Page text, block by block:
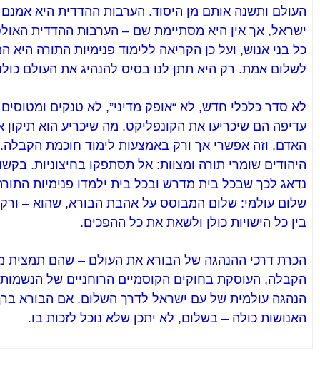
העולם ותשנה אותם מן היסוד. הערבות ההדדית היא
ישראל, אך אין היא מסתיימת שם – הערבות ההדדית
כל בני אנוש, ועל כן הקריאה ללימוד פנימיות התורה
לשלום אמת. רק היא תתן לנו בסיס להנהיג את העולם
לא סדר כלכלי חדש, לא “אופק מדיני”, לא טנקים ומטוסים
עדיפה הם שיכריעו את הקונפליקט. מה שיכריע הוא
האדם, וזה אפשרי אך ורק באמצעות לימוד חוכמת הקבלה.
היהודים שומרי תורה ומצוות: אל תסתפקו בחיצוניות.
נדאג לכך שבכל בית מדרש ובכל בית ילמדו פנימיות
שלום עולמי: שלום המבוסס על אהבת הבורא, שהוא – ורק
בין כל הישויות כולן ולשאת את כל ההפכים.
הכרת דרכי ההנהגה של הבורא את העולם – שהם תמצית
הקבלה, העוסקת בחוקים הקוסמיים הרוחניים של
הנהגה עולמית של עם ישראל לדרך השלום. אם הבורא
האנושות כולה – בשלום, לא יתכן שלא נוכל לזכות בו.